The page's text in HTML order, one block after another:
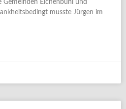
Gemeinden Eichenbühl und
musste Jürgen im